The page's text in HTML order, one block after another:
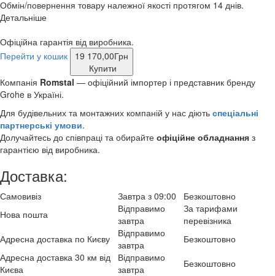
Обмін/повернення товару належної якості протягом 14 днів.
Детальніше
Офіційна гарантія від виробника.
Перейти у кошик
19 170,00Грн
Купити
Компанія Romstal — офіційний імпортер і представник бренду
Grohe в Україні.
Для будівельних та монтажних компаній у нас діють спеціальні
партнерські умови.
Долучайтесь до співпраці та обирайте офіційне обладнання з
гарантією від виробника.
Доставка:
Самовивіз Завтра з 09:00
Безкоштовно
Нова пошта
Відправимо
завтра
За тарифами
перевізника
Адресна доставка по Києву
Відправимо
завтра
Безкоштовно
Адресна доставка 30 км від
Києва
Відправимо
завтра
Безкоштовно